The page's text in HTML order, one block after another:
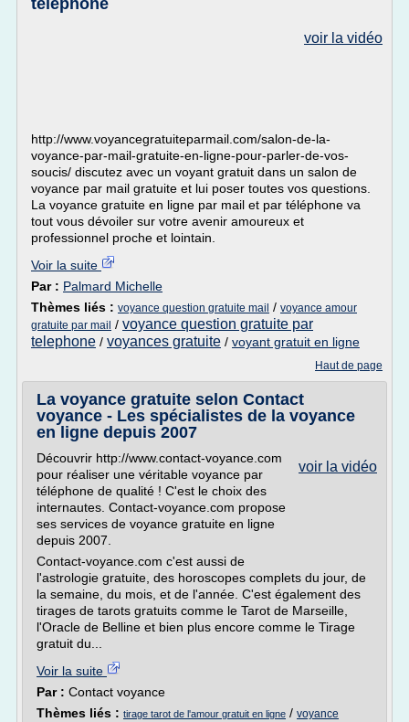
téléphone
voir la vidéo
http://www.voyancegratuiteparmail.com/salon-de-la-
voyance-par-mail-gratuite-en-ligne-pour-parler-de-vos-
soucis/ discutez avec un voyant gratuit dans un salon de
voyance par mail gratuite et lui poser toutes vos questions.
La voyance gratuite en ligne par mail et par téléphone va
tout vous dévoiler sur votre avenir amoureux et
professionnel proche et lointain.
Voir la suite
Par : Palmard Michelle
Thèmes liés : voyance question gratuite mail / voyance amour
gratuite par mail / voyance question gratuite par
telephone / voyances gratuite / voyant gratuit en ligne
Haut de page
La voyance gratuite selon Contact
voyance - Les spécialistes de la voyance
en ligne depuis 2007
voir la vidéo
Découvrir http://www.contact-voyance.com
pour réaliser une véritable voyance par
téléphone de qualité ! C'est le choix des
internautes. Contact-voyance.com propose
ses services de voyance gratuite en ligne
depuis 2007.
Contact-voyance.com c'est aussi de
l'astrologie gratuite, des horoscopes complets du jour, de
la semaine, du mois, et de l'année. C'est également des
tirages de tarots gratuits comme le Tarot de Marseille,
l'Oracle de Belline et bien plus encore comme le Tirage
gratuit du...
Voir la suite
Par : Contact voyance
Thèmes liés : tirage tarot de l'amour gratuit en ligne / voyance